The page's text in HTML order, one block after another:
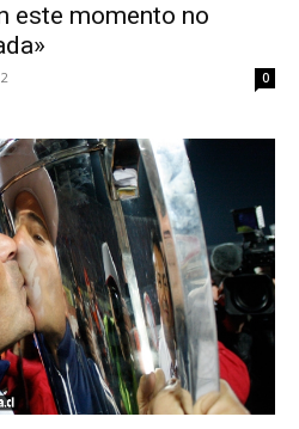
este momento no
0